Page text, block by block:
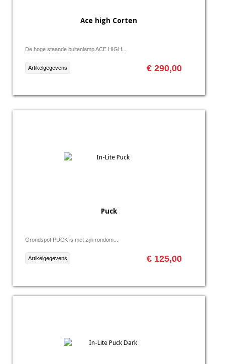
Ace high Corten
De hoge staande buitenlamp ACE HIGH...
€ 290,00
Artikelgegevens
Puck
Grondspot PUCK is met zijn rondom...
€ 125,00
Artikelgegevens